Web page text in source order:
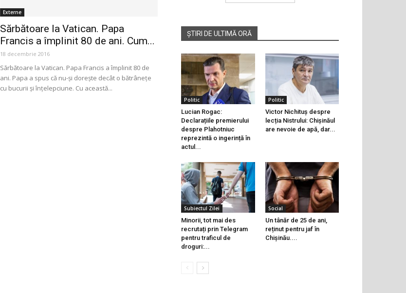
Externe
Sărbătoare la Vatican. Papa
Francis a împlinit 80 de ani. Cum...
18 decembrie 2016
Sărbătoare la Vatican. Papa Francis a împlinit 80 de
ani. Papa a spus că nu-şi doreşte decât o bătrâneţe
cu bucurii şi înţelepciune. Cu această...
ȘTIRI DE ULTIMĂ ORĂ
Politic
Lucian Rogac:
Declarațiile premierului
despre Plahotniuc
reprezintă o ingerință în
actul...
Politic
Victor Nichituș despre
lecția Nistrului: Chișinăul
are nevoie de apă, dar...
Subiectul Zilei
Minorii, tot mai des
recrutați prin Telegram
pentru traficul de
droguri:...
Social
Un tânăr de 25 de ani,
reținut pentru jaf în
Chișinău....